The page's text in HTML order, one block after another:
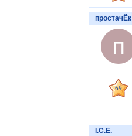
простачЁк
п
69
I.C.E.